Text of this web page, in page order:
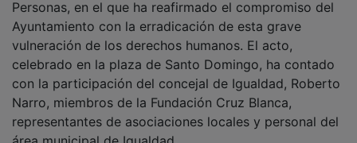
Ayuntamiento con la erradicación de esta grave
vulneración de los derechos humanos. El acto,
celebrado en la plaza de Santo Domingo, ha contado
con la participación del concejal de Igualdad, Roberto
Narro, miembros de la Fundación Cruz Blanca,
representantes de asociaciones locales y personal del
área municipal de Igualdad.